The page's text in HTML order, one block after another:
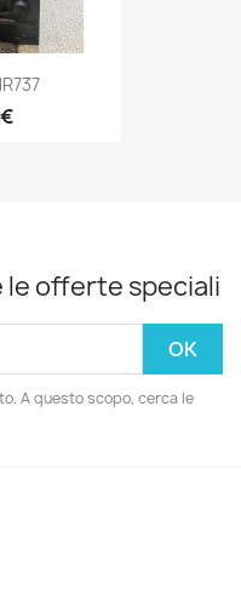
le offerte speciali
A questo scopo, cerca le